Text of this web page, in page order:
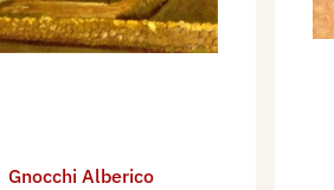
di Brera a Milano.
raccolte private
Gnocchi Alberico